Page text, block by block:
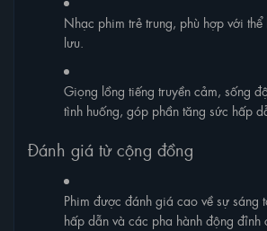
Nhạc phim trẻ trung, phù hợp với
lưu.
Giọng lồng tiếng truyền cảm, sống
tình huống, góp phần tăng sức hấp
Đánh giá từ cộng đồng
Phim được đánh giá cao về sự sáng
hấp dẫn và các pha hành động đỉnh